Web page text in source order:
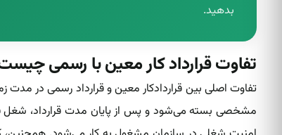
بدهید.
تفاوت قرارداد کار معین با رسمی
تفاوت اصلی بین قراردادکار معین‌ و قرارداد رسمی در
مشخصی بسته می‌شود و پس از پایان مدت قرارداد‌، شغل